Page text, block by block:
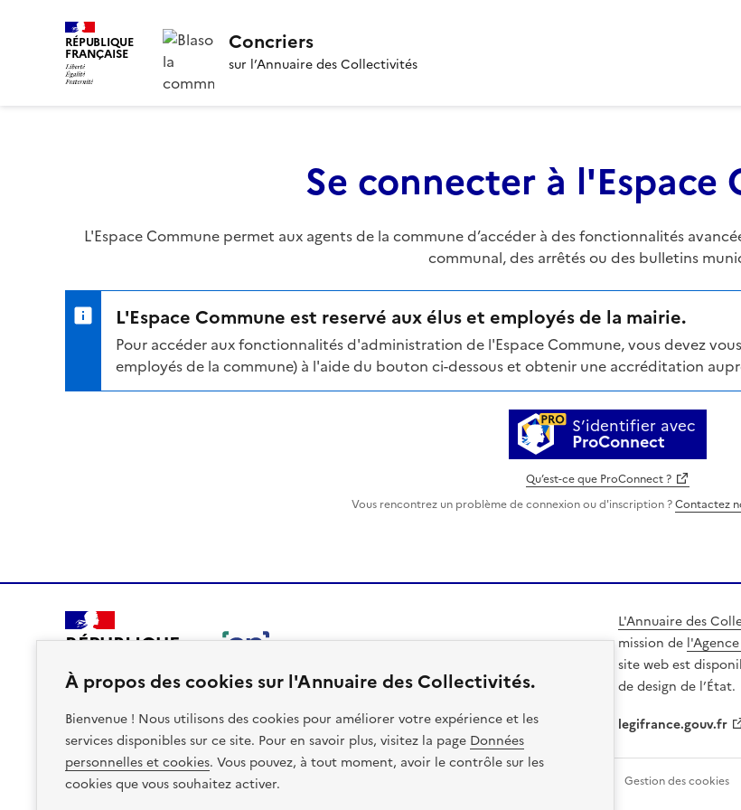
À propos des cookies sur l'Annuaire des Collectivités.
Bienvenue ! Nous utilisons des cookies pour améliorer votre expérience et les
services disponibles sur ce site. Pour en savoir plus, visitez la page Données
personnelles et cookies. Vous pouvez, à tout moment, avoir le contrôle sur les
cookies que vous souhaitez activer.
RÉPUBLIQUE
FRANÇAISE Concriers
sur l’Annuaire des Collectivités
Se connecter à l'Espace
L'Espace Commune permet aux agents de la commune d’accéder à des fonctionnalités
communal, des arrêtés ou des bulletins
L'Espace Commune est reservé aux élus et employés de la mairie.
Pour accéder aux fonctionnalités d'administration de l'Espace Commune, vous devez
employés de la commune) à l'aide du bouton ci-dessous et obtenir une accréditation
S’identifier avec
ProConnect
Qu’est-ce que ProConnect ?
Vous rencontrez un problème de connexion ou d'inscription ?Contactez
RÉPUBLIQUE
L'Annuaire des
mission de
site web est
de design de l’État.
legifrance.gouv.fr
Plan du site Accessibilite : non conforme Gestion des cookies